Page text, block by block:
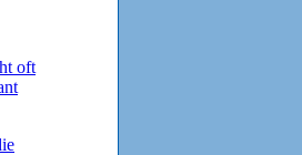
oft